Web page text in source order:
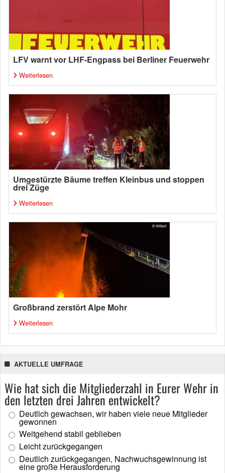
LFV warnt vor LHF-Engpass bei Berliner Feuerwehr
Weiterlesen
Umgestürzte Bäume treffen Kleinbus und stoppen
drei Züge
Weiterlesen
Großbrand zerstört Alpe Mohr
Weiterlesen
AKTUELLE UMFRAGE
Wie hat sich die Mitgliederzahl in Eurer Wehr in
den letzten drei Jahren entwickelt?
Deutlich gewachsen, wir haben viele neue Mitglieder
gewonnen
Weitgehend stabil geblieben
Leicht zurückgegangen
Deutlich zurückgegangen, Nachwuchsgewinnung ist
eine große Herausforderung